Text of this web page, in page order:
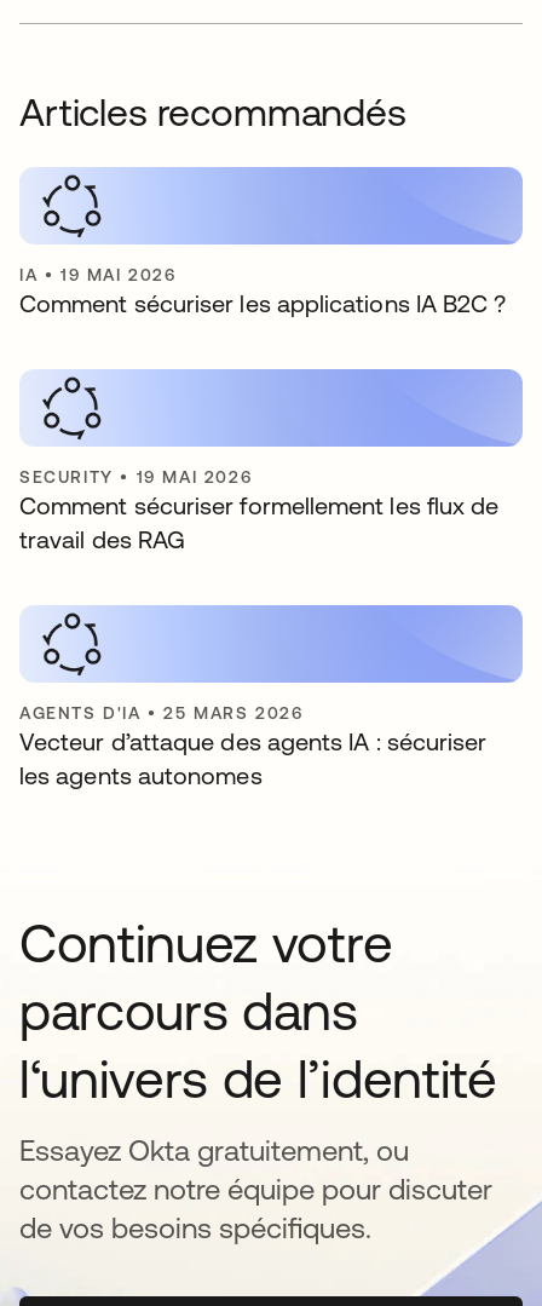
Articles recommandés
IA •19 MAI 2026
Comment sécuriser les applications IA B2C ?
SECURITY • 19 MAI 2026
Comment sécuriser formellement les flux de
travail des RAG
AGENTS D'IA •25 MARS 2026
Vecteur d’attaque des agents IA : sécuriser
les agents autonomes
Continuez votre
parcours dans
l‘univers de l’identité
Essayez Okta gratuitement, ou
contactez notre équipe pour discuter
de vos besoins spécifiques.